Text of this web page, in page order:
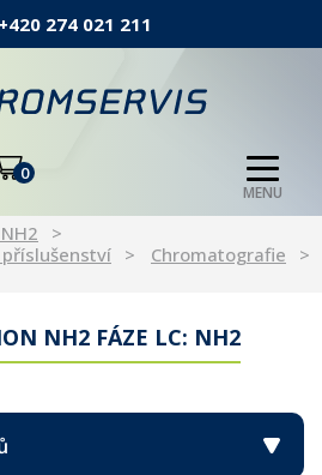
+420 274 021 211
0
MENU
Chromatografie
NH2 FÁZE LC: NH2